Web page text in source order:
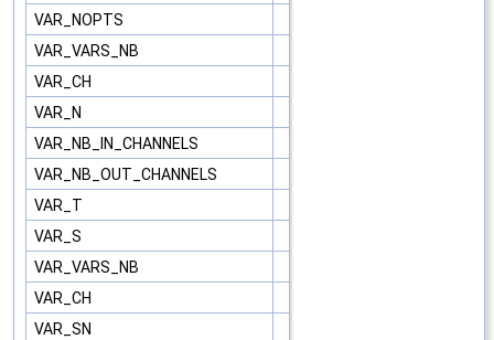
VAR_NOPTS
VAR_VARS_NB
VAR_CH
VAR_N
VAR_NB_IN_CHANNELS
VAR_NB_OUT_CHANNELS
VAR_T
VAR_S
VAR_VARS_NB
VAR_CH
VAR_SN